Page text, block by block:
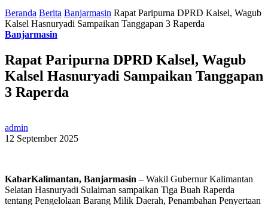
Beranda Berita Banjarmasin Rapat Paripurna DPRD Kalsel, Wagub
Kalsel Hasnuryadi Sampaikan Tanggapan 3 Raperda
Banjarmasin
Rapat Paripurna DPRD Kalsel, Wagub
Kalsel Hasnuryadi Sampaikan Tanggapan
3 Raperda
admin
12 September 2025
KabarKalimantan, Banjarmasin – Wakil Gubernur Kalimantan
Selatan Hasnuryadi Sulaiman sampaikan Tiga Buah Raperda
tentang Pengelolaan Barang Milik Daerah, Penambahan Penyertaan